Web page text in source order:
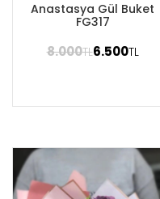
Anastasya Gül Buket
FG317
8.000TL6.500TL